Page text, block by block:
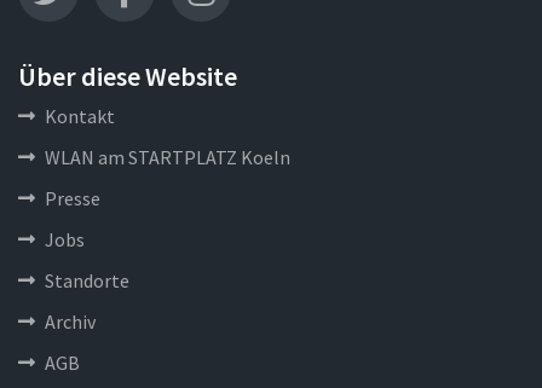
Über diese Website
Kontakt
WLAN am STARTPLATZ Koeln
Presse
Jobs
Standorte
Archiv
AGB